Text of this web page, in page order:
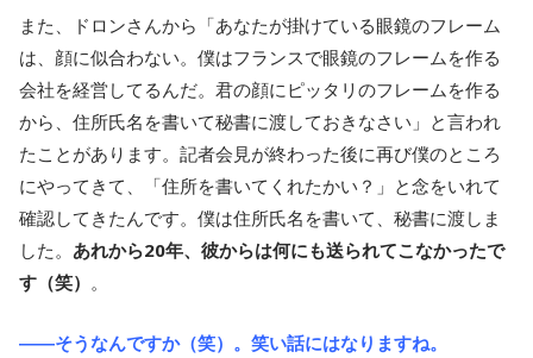
また、ドロンさんから「あなたが掛けている眼鏡のフレーム
は、顔に似合わない。僕はフランスで眼鏡のフレームを作る
会社を経営してるんだ。君の顔にピッタリのフレームを作る
から、住所氏名を書いて秘書に渡しておきなさい」と言われ
たことがあります。記者会見が終わった後に再び僕のところ
にやってきて、「住所を書いてくれたかい？」と念をいれて
確認してきたんです。僕は住所氏名を書いて、秘書に渡しま
した。 あれから20年、彼からは何にも送られてこなかったで
す（笑） 。
――そうなんですか（笑）。笑い話にはなりますね。